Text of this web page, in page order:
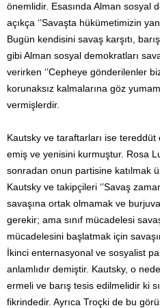
önemlidir. Esasında Alman sosyal
açıkça ‘’Savaşta hükümetimizin
Bugün kendisini savaş karşıtı,
gibi Alman sosyal demokratları
verirken ‘’Cepheye gönderilenler
korunaksız kalmalarına göz
vermişlerdir.
Kautsky ve taraftarları ise
emiş ve yenisini kurmuştur. Rosa
sonradan onun partisine katılmak
Kautsky ve takipçileri ‘’Savaş
savaşına ortak olmamak ve
gerekir; ama sınıf mücadelesi
mücadelesini başlatmak için
İkinci enternasyonal ve sosyalist
anlamlıdır demiştir. Kautsky, o
ermeli ve barış tesis edilmelidir ki
fikrindedir. Ayrıca Troçki de bu